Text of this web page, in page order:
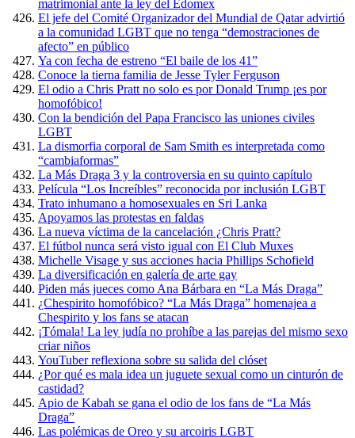
matrimonial ante la ley del Edomex
El jefe del Comité Organizador del Mundial de Qatar advirtió
a la comunidad LGBT que no tenga “demostraciones de
afecto” en público
Ya con fecha de estreno “El baile de los 41”
Conoce la tierna familia de Jesse Tyler Ferguson
El odio a Chris Pratt no solo es por Donald Trump ¡es por
homofóbico!
Con la bendición del Papa Francisco las uniones civiles
LGBT
La dismorfia corporal de Sam Smith es interpretada como
“cambiaformas”
La Más Draga 3 y la controversia en su quinto capítulo
Película “Los Increíbles” reconocida por inclusión LGBT
Trato inhumano a homosexuales en Sri Lanka
Apoyamos las protestas en faldas
La nueva víctima de la cancelación ¿Chris Pratt?
El fútbol nunca será visto igual con El Club Muxes
Michelle Visage y sus acciones hacia Phillips Schofield
La diversificación en galería de arte gay
Piden más jueces como Ana Bárbara en “La Más Draga”
¿Chespirito homofóbico? “La Más Draga” homenajea a
Chespirito y los fans se atacan
¡Tómala! La ley judía no prohíbe a las parejas del mismo sexo
criar niños
YouTuber reflexiona sobre su salida del clóset
¿Por qué es mala idea un juguete sexual como un cinturón de
castidad?
Apio de Kabah se gana el odio de los fans de “La Más
Draga”
Las polémicas de Oreo y su arcoiris LGBT